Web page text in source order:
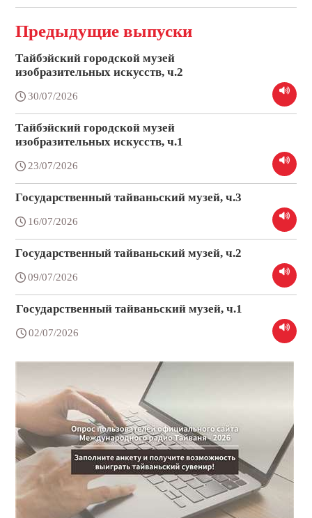
Предыдущие выпуски
Тайбэйский городской музей
изобразительных искусств, ч.2
30/07/2026
Тайбэйский городской музей
изобразительных искусств, ч.1
23/07/2026
Государственный тайваньский музей, ч.3
16/07/2026
Государственный тайваньский музей, ч.2
09/07/2026
Государственный тайваньский музей, ч.1
02/07/2026